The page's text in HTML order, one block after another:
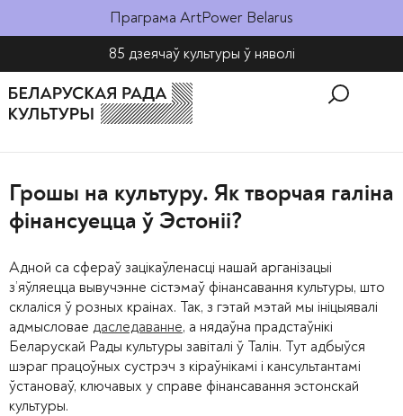
Праграма ArtPower Belarus
85 дзеячаў культуры ў няволі​
Грошы на культуру. Як творчая галіна
фінансуецца ў Эстоніі?
Адной са сфераў зацікаўленасці нашай арганізацыі
з’яўляецца вывучэнне сістэмаў фінансавання культуры, што
склаліся ў розных краінах. Так, з гэтай мэтай мы ініцыявалі
адмысловае даследаванне, а нядаўна прадстаўнікі
Беларускай Рады культуры завіталі ў Талін. Тут адбыўся
шэраг працоўных сустрэч з кіраўнікамі і кансультантамі
ўстановаў, ключавых у справе фінансавання эстонскай
культуры.